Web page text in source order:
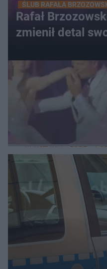
ŚLUB RAFAŁA
Rafał
zmienił detal
WARSZAWA ŁÓDŹ